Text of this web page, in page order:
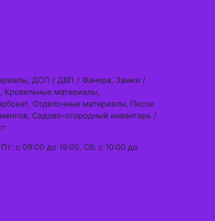
ДСП / ДВП / Фанера, Замки /
Кровельные материалы,
Отделочные материалы, Песок
Садово-огородный инвентарь /
с 09:00 до 19:00, Сб: с 10:00 до